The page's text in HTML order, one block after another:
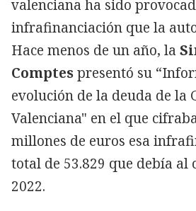
valenciana ha sido
infrafinanciación que la
Hace menos de un año, la
Comptespresentó su
evolución de la deuda de la
Valenciana" en el que
millones de euros esa
total de 53.829 que debía al
2022.